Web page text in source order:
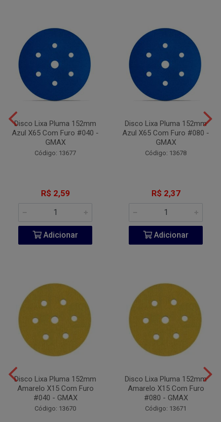
Disco Lixa Pluma 152mm
Azul X65 Com Furo #040 -
GMAX
Código: 13677
R$ 2,59
Adicionar
Disco Lixa Pluma 152mm
Azul X65 Com Furo #080 -
GMAX
Código: 13678
R$ 2,37
Adicionar
Disco Lixa Pluma 152mm
Amarelo X15 Com Furo
#040 - GMAX
Código: 13670
Disco Lixa Pluma 152mm
Amarelo X15 Com Furo
#080 - GMAX
Código: 13671